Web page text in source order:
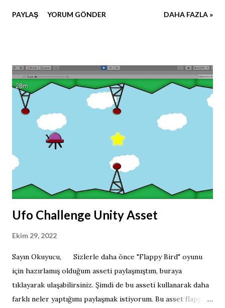
Alanı, Başlık, Alt başlık Anahtar Kelime Alanı Bu kısım
eder. Alakasız veya yasak anahtar kelimeler kullanmanız
durumunda uygulamanız reddedilebilir. Bu bölüm ASO için
yararlıdır çünkü bu anahtar kelimeler için sıralanırsınız.
Örneğin ayakkabı satacaksınız, kelimeleriniz
ayakkabı,kırmızı,ucuz,satınal,şimdi vb. yani sırası önemli
değildir. Burada ayakkabılar demiyoruz. Ayakkabılar
demek yerine ayakkabı yazarak bir karakteri boşa harcamış
olmamak çok önemlidir. Apple nin bize vermiş olduğ...
PAYLAŞ YORUM GÖNDER DAHA FAZLA »
Ufo Challenge Unity Asset
Ekim 29, 2022
Sayın Okuyucu, Sizlerle daha önce "Flappy Bird" oyunu
için hazırlamış olduğum asseti paylaşmıştım, buraya
tıklayarak ulaşabilirsiniz. Şimdi de bu asseti kullanarak daha
farklı neler yaptığımı paylaşmak istiyorum. Bu asset flappy